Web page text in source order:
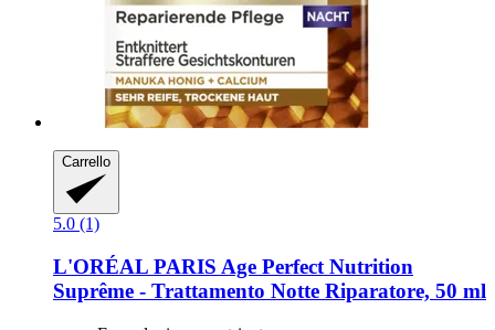
Carrello
5.0 (1)
L'ORÉAL PARIS Age Perfect Nutrition
Suprême -​ Trattamento Notte Riparatore, 50 ml